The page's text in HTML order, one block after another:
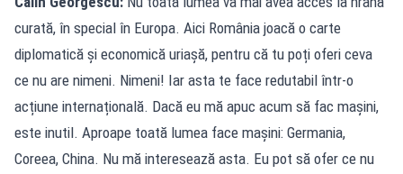
curată, în special în Europa. Aici România joacă o carte
diplomatică și economică uriașă, pentru că tu poți oferi ceva
ce nu are nimeni. Nimeni! Iar asta te face redutabil într-o
acțiune internațională. Dacă eu mă apuc acum să fac mașini,
este inutil. Aproape toată lumea face mașini: Germania,
Coreea, China. Nu mă interesează asta. Eu pot să ofer ce nu